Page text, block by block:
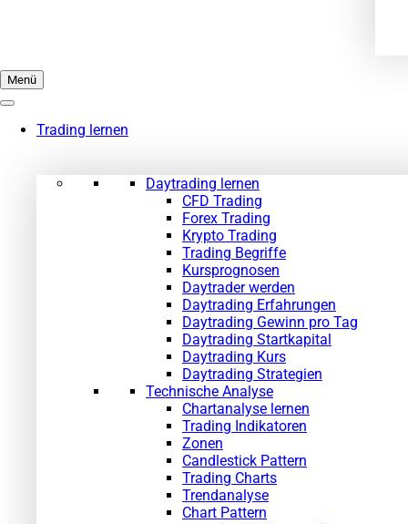
Menü
Trading lernen
Daytrading lernen
CFD Trading
Forex Trading
Krypto Trading
Trading Begriffe
Kursprognosen
Daytrader werden
Daytrading Erfahrungen
Daytrading Gewinn pro Tag
Daytrading Startkapital
Daytrading Kurs
Daytrading Strategien
Technische Analyse
Chartanalyse lernen
Trading Indikatoren
Zonen
Candlestick Pattern
Trading Charts
Trendanalyse
Chart Pattern